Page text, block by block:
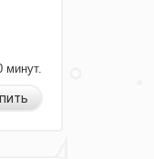
минут.